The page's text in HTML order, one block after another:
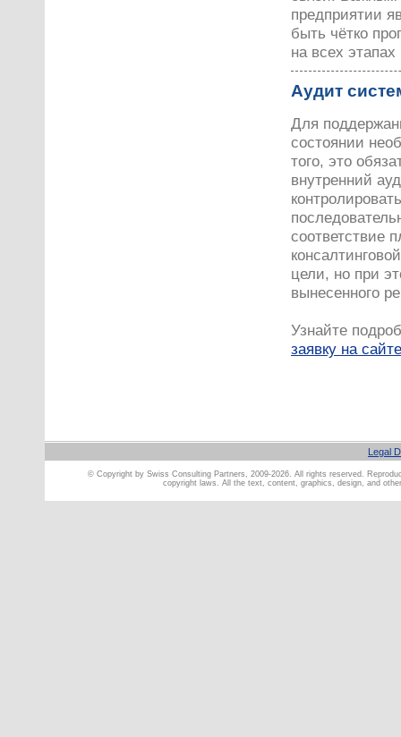
предприятии
быть чётко
на всех
Аудит
Для
состоянии
того, это
внутренний
соответствие
цели, но при
вынесенного
Узнайте
заявку на сайте
Legal
© Copyright by Swiss Consulting Partners, 2009-2026. All rights reserved.
copyright laws. All the text, content, graphics, design, and